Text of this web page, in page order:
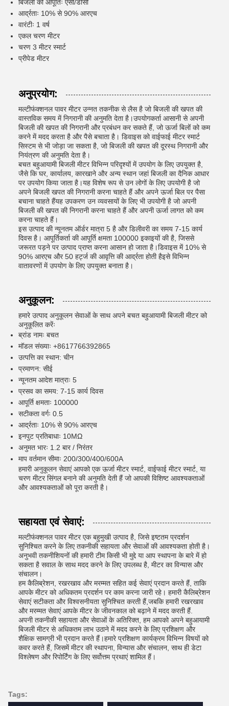
बिजली की आपूर्तिः एसी/डीसी
आर्द्रताः 10% से 90% आरएच
वारंटीः 1 वर्ष
एकल चरण मीटर
चरण 3 मीटर स्मार्ट
प्रीपेड मीटर
अनुप्रयोग:
मल्टीफंक्शनल पावर मीटर उन्नत तकनीक से लैस है जो बिजली की खपत की
वास्तविक समय में निगरानी की अनुमति देता है।उपयोगकर्ता आसानी से अपनी
बिजली की खपत की निगरानी और प्रबंधन कर सकते हैं, जो ऊर्जा बिलों को कम
करने में मदद करता है और पैसे बचाता है। डिवाइस को वाईफाई मीटर स्मार्ट
सिस्टम से भी जोड़ा जा सकता है, जो बिजली की खपत की दूरस्थ निगरानी और
नियंत्रण की अनुमति देता है।
बचत बहुआयामी बिजली मीटर विभिन्न परिदृश्यों में उपयोग के लिए उपयुक्त है,
जैसे कि घर, कार्यालय, कारखाने और अन्य स्थान जहां बिजली का दैनिक आधार
पर उपयोग किया जाता है।यह विशेष रूप से उन लोगों के लिए उपयोगी है जो
अपने बिजली खपत की निगरानी करना चाहते हैं और अपने ऊर्जा बिल पर पैसा
बचाना चाहते हैंयह उपकरण उन व्यवसायों के लिए भी उपयोगी है जो अपनी
बिजली की खपत की निगरानी करना चाहते हैं और अपनी ऊर्जा लागत को कम
करना चाहते हैं।
इस उत्पाद की न्यूनतम ऑर्डर मात्रा 5 है और डिलीवरी का समय 7-15 कार्य
दिवस है। आपूर्तिकर्ता की आपूर्ति क्षमता 100000 इकाइयों की है, जिससे
जरूरत पड़ने पर उत्पाद प्राप्त करना आसान हो जाता है।डिवाइस में 10% से
90% आरएच और 50 हर्ट्ज की आवृत्ति की आर्द्रता होती हैइसे विभिन्न
वातावरणों में उपयोग के लिए उपयुक्त बनाता है।
अनुकूलन:
हमारे उत्पाद अनुकूलन सेवाओं के साथ अपने बचत बहुआयामी बिजली मीटर को
अनुकूलित करेंः
ब्रांड नामः बचत
मॉडल संख्याः +8617766392865
उत्पत्ति का स्थान: चीन
प्रमाणन: सीई
न्यूनतम आदेश मात्राः 5
प्रसव का समय: 7-15 कार्य दिवस
आपूर्ति क्षमताः 100000
सटीकता वर्गः 0.5
आर्द्रताः 10% से 90% आरएच
इनपुट प्रतिबाधाः 10MΩ
अनुमत भारः 1.2 बार / निरंतर
माप वर्तमान सीमाः 200/300/400/600A
हमारी अनुकूलन सेवाएं आपको एक ऊर्जा मीटर स्मार्ट, वाईफाई मीटर स्मार्ट, या
चरण मीटर सिंगल बनाने की अनुमति देती हैं जो आपकी विशिष्ट आवश्यकताओं
और आवश्यकताओं को पूरा करती है।
सहायता एवं सेवाएं:
मल्टीफंक्शनल पावर मीटर एक बहुमुखी उत्पाद है, जिसे इष्टतम प्रदर्शन
सुनिश्चित करने के लिए तकनीकी सहायता और सेवाओं की आवश्यकता होती है।
अनुभवी तकनीशियनों की हमारी टीम किसी भी मुद्दे या आप स्थापना के बारे में हो
सकता है सवाल के साथ मदद करने के लिए उपलब्ध है, मीटर का विन्यास और
संचालन।
हम कैलिब्रेशन, रखरखाव और मरम्मत सहित कई सेवाएं प्रदान करते हैं, ताकि
आपके मीटर को अधिकतम प्रदर्शन पर काम करना जारी रहे। हमारी कैलिब्रेशन
सेवाएं सटीकता और विश्वसनीयता सुनिश्चित करती हैं,जबकि हमारी रखरखाव
और मरम्मत सेवाएं आपके मीटर के जीवनकाल को बढ़ाने में मदद करती हैं.
अपनी तकनीकी सहायता और सेवाओं के अतिरिक्त, हम आपको अपने बहुआयामी
बिजली मीटर से अधिकतम लाभ उठाने में मदद करने के लिए प्रशिक्षण और
शैक्षिक सामग्री भी प्रदान करते हैं।हमारे प्रशिक्षण कार्यक्रम विभिन्न विषयों को
कवर करते हैं, जिसमें मीटर की स्थापना, विन्यास और संचालन, साथ ही डेटा
विश्लेषण और रिपोर्टिंग के लिए सर्वोत्तम प्रथाएं शामिल हैं।
Tags: